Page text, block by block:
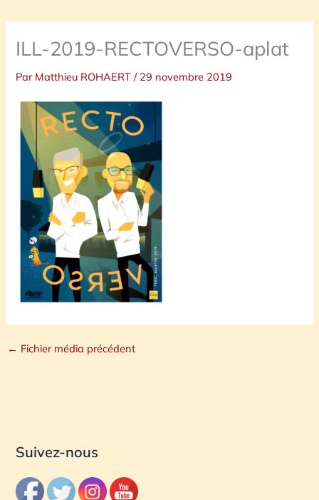
ILL-2019-RECTOVERSO-aplat
Par Matthieu ROHAERT/ 29 novembre 2019
← Fichier média précédent
Suivez-nous